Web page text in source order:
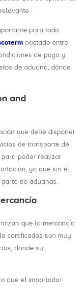
para toda
pactado entre
de pago y
de aduana, dónde
and
que debe disponer
de transporte de
para poder realizar
ya que sin él,
de aduanas.
que la mercancía
certificados son muy
donde su
que el importador